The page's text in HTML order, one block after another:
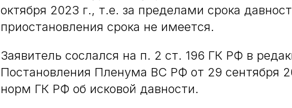
октября 2023 г., т.е. за пределами срока
приостановления срока не имеется.
Заявитель сослался на п. 2 ст. 196 ГК РФ в
Постановления Пленума ВС РФ от 29 сентября
норм ГК РФ об исковой давности.